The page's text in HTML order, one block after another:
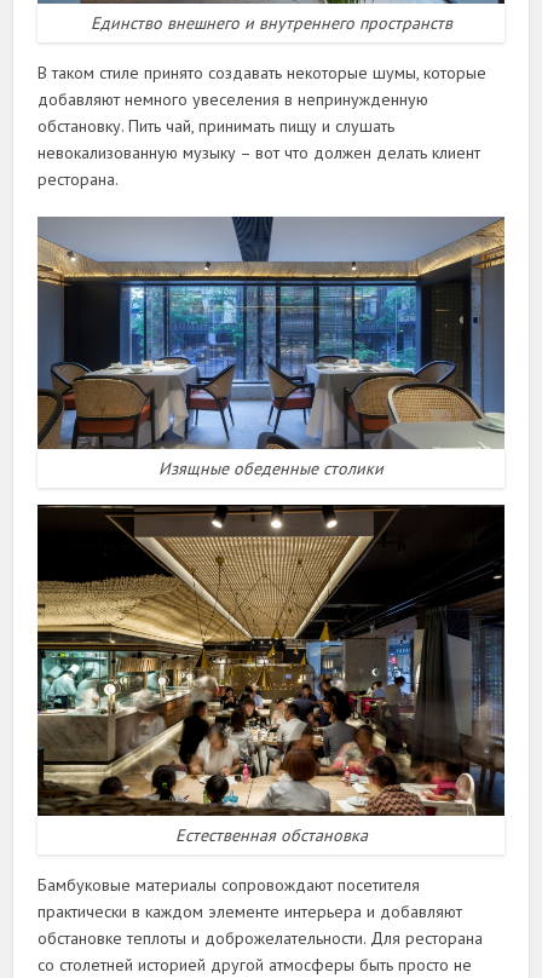
Единство внешнего и внутреннего пространств
В таком стиле принято создавать некоторые шумы, которые
добавляют немного увеселения в непринужденную
обстановку. Пить чай, принимать пищу и слушать
невокализованную музыку – вот что должен делать клиент
ресторана.
Изящные обеденные столики
Естественная обстановка
Бамбуковые материалы сопровождают посетителя
практически в каждом элементе интерьера и добавляют
обстановке теплоты и доброжелательности. Для ресторана
со столетней историей другой атмосферы быть просто не